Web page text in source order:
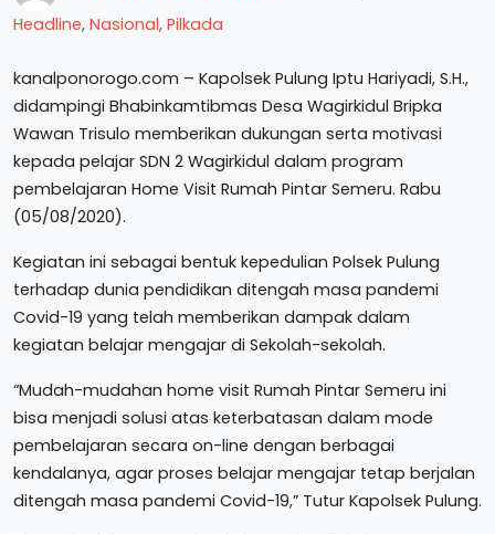
Headline, Nasional, Pilkada
kanalponorogo.com – Kapolsek Pulung Iptu Hariyadi, S.H.,
didampingi Bhabinkamtibmas Desa Wagirkidul Bripka
Wawan Trisulo memberikan dukungan serta motivasi
kepada pelajar SDN 2 Wagirkidul dalam program
pembelajaran Home Visit Rumah Pintar Semeru. Rabu
(05/08/2020).
Kegiatan ini sebagai bentuk kepedulian Polsek Pulung
terhadap dunia pendidikan ditengah masa pandemi
Covid-19 yang telah memberikan dampak dalam
kegiatan belajar mengajar di Sekolah-sekolah.
“Mudah-mudahan home visit Rumah Pintar Semeru ini
bisa menjadi solusi atas keterbatasan dalam mode
pembelajaran secara on-line dengan berbagai
kendalanya, agar proses belajar mengajar tetap berjalan
ditengah masa pandemi Covid-19,” Tutur Kapolsek Pulung.